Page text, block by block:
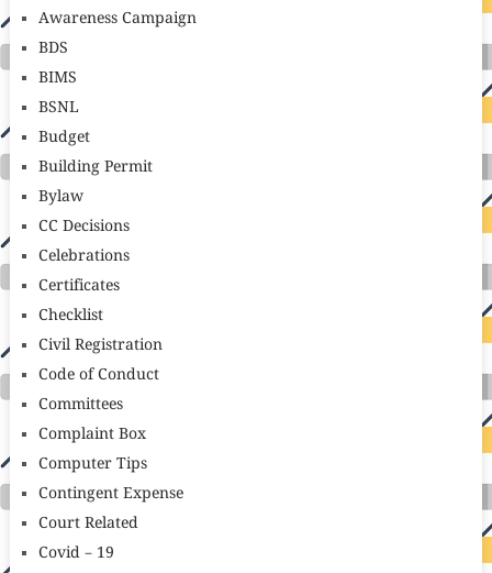
Awareness Campaign
BDS
BIMS
BSNL
Budget
Building Permit
Bylaw
CC Decisions
Celebrations
Certificates
Checklist
Civil Registration
Code of Conduct
Committees
Complaint Box
Computer Tips
Contingent Expense
Court Related
Covid – 19